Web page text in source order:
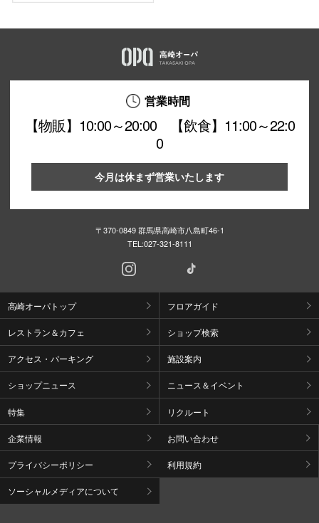
営業時間
【物販】10:00～20:00 【飲食】11:00～22:0
0
今月は休まず営業いたします
〒370-0849 群馬県高崎市八島町46-1
TEL:027-321-8111
高崎オーパトップ フロアガイド
レストラン＆カフェ ショップ検索
アクセス・パーキング 施設案内
ショップニュース ニュース＆イベント
特集 リクルート
企業情報 お問い合わせ
プライバシーポリシー 利用規約
ソーシャルメディアについて